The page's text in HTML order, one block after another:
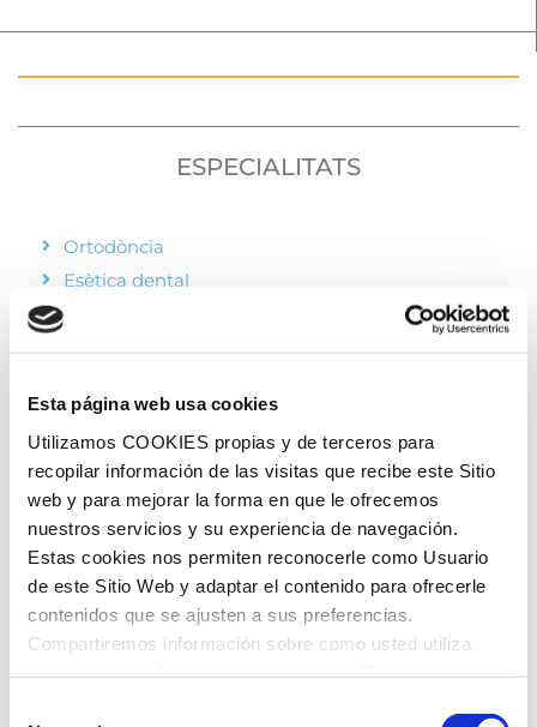
Esta página web usa cookies
Utilizamos COOKIES propias y de terceros para
recopilar información de las visitas que recibe este Sitio
web y para mejorar la forma en que le ofrecemos
nuestros servicios y su experiencia de navegación.
Estas cookies nos permiten reconocerle como Usuario
de este Sitio Web y adaptar el contenido para ofrecerle
contenidos que se ajusten a sus preferencias.
Compartiremos información sobre como usted utiliza
ESPECIALITATS
Ortodòncia
Esètica dental
Implantologia
Pròtesi
Restauradora
Periodòncia
Preventiva